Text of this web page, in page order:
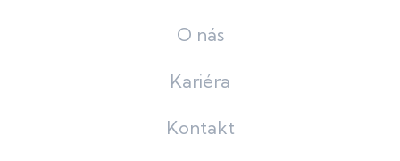
O nás
Kariéra
Kontakt